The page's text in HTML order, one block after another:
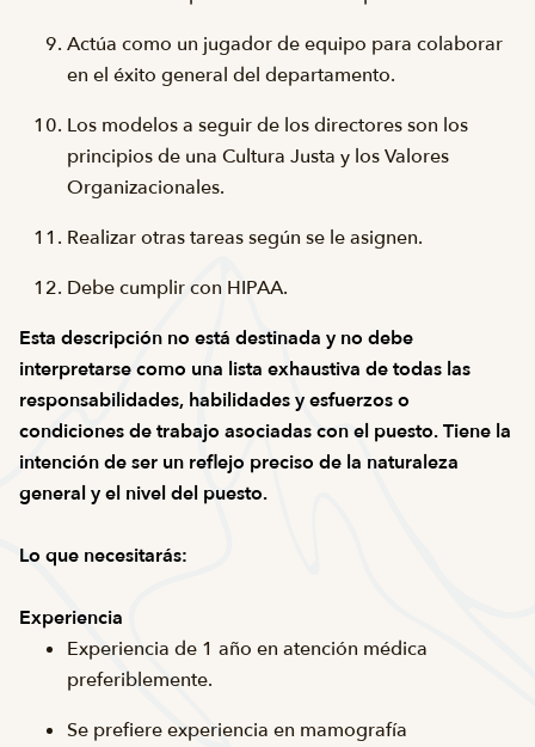
Actúa como un jugador de equipo para colaborar
en el éxito general del departamento.
Los modelos a seguir de los directores son los
principios de una Cultura Justa y los Valores
Organizacionales.
Realizar otras tareas según se le asignen.
Debe cumplir con HIPAA.
Esta descripción no está destinada y no debe
interpretarse como una lista exhaustiva de todas las
responsabilidades, habilidades y esfuerzos o
condiciones de trabajo asociadas con el puesto. Tiene la
intención de ser un reflejo preciso de la naturaleza
general y el nivel del puesto.
Lo que necesitarás:
Experiencia
Experiencia de 1 año en atención médica
preferiblemente.
Se prefiere experiencia en mamografía